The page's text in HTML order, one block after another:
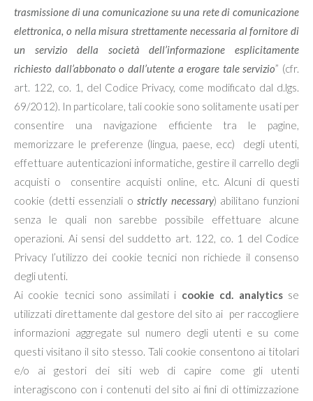
trasmissione di una comunicazione su una rete di comunicazione
elettronica, o nella misura strettamente necessaria al fornitore di
un servizio della società dell’informazione esplicitamente
richiesto dall’abbonato o dall’utente a erogare tale servizio” (cfr.
art. 122, co. 1, del Codice Privacy, come modificato dal d.lgs.
69/2012). In particolare, tali cookie sono solitamente usati per
consentire una navigazione efficiente tra le pagine,
memorizzare le preferenze (lingua, paese, ecc) degli utenti,
effettuare autenticazioni informatiche, gestire il carrello degli
acquisti o consentire acquisti online, etc. Alcuni di questi
cookie (detti essenziali ostrictly necessary) abilitano funzioni
senza le quali non sarebbe possibile effettuare alcune
operazioni. Ai sensi del suddetto art. 122, co. 1 del Codice
Privacy l’utilizzo dei cookie tecnici non richiede il consenso
degli utenti.
Ai cookie tecnici sono assimilati i cookie cd. analytics se
utilizzati direttamente dal gestore del sito ai per raccogliere
informazioni aggregate sul numero degli utenti e su come
questi visitano il sito stesso. Tali cookie consentono ai titolari
e/o ai gestori dei siti web di capire come gli utenti
interagiscono con i contenuti del sito ai fini di ottimizzazione